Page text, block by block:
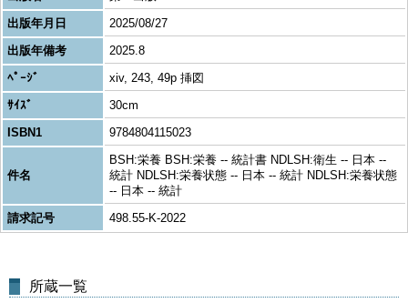
出版年月日
2025/08/27
出版年備考
2025.8
ﾍﾟｰｼﾞ
xiv, 243, 49p 挿図
ｻｲｽﾞ
30cm
ISBN1
9784804115023
件名
BSH:栄養 BSH:栄養 -- 統計書 NDLSH:衛生 -- 日本 --
統計 NDLSH:栄養状態 -- 日本 -- 統計 NDLSH:栄養状態
-- 日本 -- 統計
請求記号
498.55-K-2022
所蔵一覧